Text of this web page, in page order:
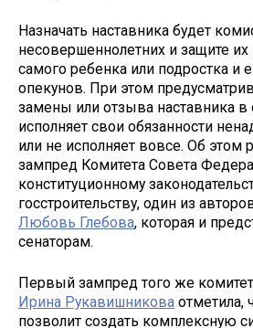
Назначать наставника будет
несовершеннолетних и защите их
самого ребенка или подростка и
опекунов. При этом
замены или отзыва наставника в
исполняет свои обязанности
или не исполняет вовсе. Об этом
зампред Комитета Совета
конституционному
госстроительству, один из
Любовь Глебова, которая и
сенаторам.
Первый зампред того же
Ирина Рукавишникова отметила,
позволит создать комплексную